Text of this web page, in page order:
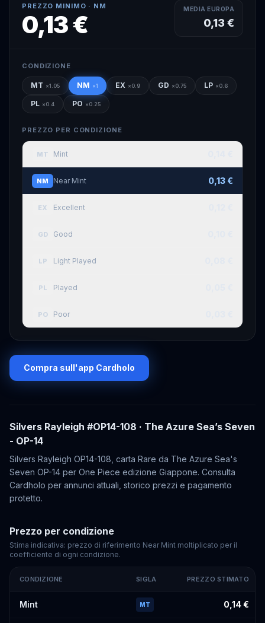
PREZZO MINIMO · NM
0,13 €
MEDIA EUROPA
0,13 €
CONDIZIONE
MT ×1.05 NM ×1 EX ×0.9 GD ×0.75 LP ×0.6
PL ×0.4 PO ×0.25
PREZZO PER CONDIZIONE
MT Mint
NM Near Mint 0,13 €
EX Excellent
GD Good
LP Light Played
PL Played
PO Poor
Compra sull'app Cardholo
Silvers Rayleigh #OP14-108 · The Azure Sea’s Seven
- OP-14
Silvers Rayleigh OP14-108, carta Rare da The Azure Sea's
Seven OP-14 per One Piece edizione Giappone. Consulta
Cardholo per annunci attuali, storico prezzi e pagamento
protetto.
Prezzo per condizione
Stima indicativa: prezzo di riferimento Near Mint moltiplicato per il
coefficiente di ogni condizione.
#OP14-108
CONDIZIONE SIGLA PREZZO STIMATO
Mint MT 0,14 €